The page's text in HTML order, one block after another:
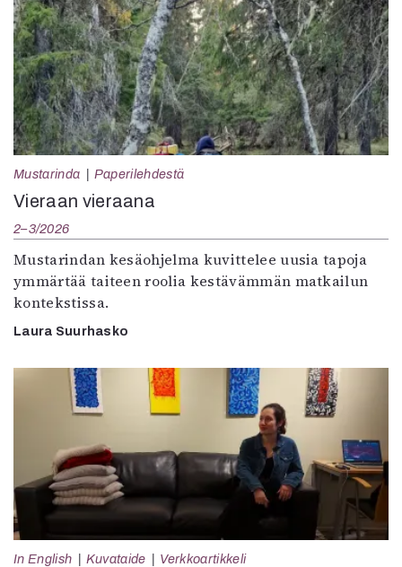
Mustarinda Paperilehdestä
Vieraan vieraana
2–3/2026
Mustarindan kesäohjelma kuvittelee uusia tapoja
ymmärtää taiteen roolia kestävämmän matkailun
kontekstissa.
Laura Suurhasko
In English Kuvataide Verkkoartikkeli